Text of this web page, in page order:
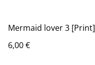
Mermaid lover 3 [Print]
6,00 €